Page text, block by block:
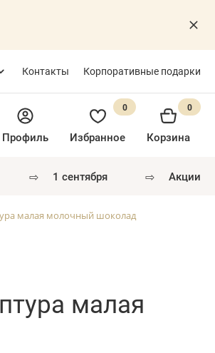
Контакты Корпоративные подарки
Профиль Избранное
0
Корзина
0
⇨ 1 сентября ⇨ акции
малая молочный шоколад
малая